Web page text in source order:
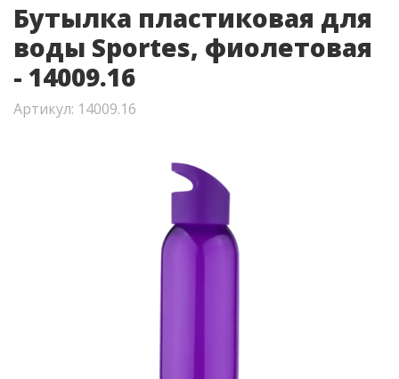
Бутылка пластиковая для
воды Sportes, фиолетовая
- 14009.16
Артикул: 14009.16